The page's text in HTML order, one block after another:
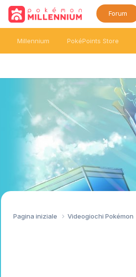
Forum
Millennium PokéPoints Store
Pagina iniziale Videogiochi Pokémon